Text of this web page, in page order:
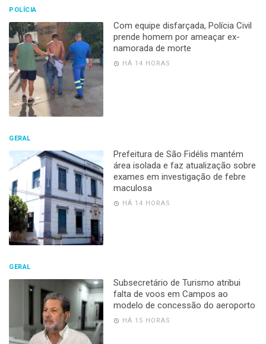
POLÍCIA
Com equipe disfarçada, Polícia Civil
prende homem por ameaçar ex-
namorada de morte
HÁ 14 HORAS
GERAL
Prefeitura de São Fidélis mantém
área isolada e faz atualização sobre
exames em investigação de febre
maculosa
HÁ 14 HORAS
GERAL
Subsecretário de Turismo atribui
falta de voos em Campos ao
modelo de concessão do aeroporto
HÁ 15 HORAS